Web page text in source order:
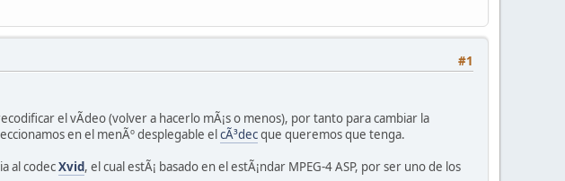
#1
el vÃ­deo (volver a hacerlo mÃ¡s o menos), por tanto para cambiar la
en el menÃº desplegable elcÃ³decque queremos que tenga.
al codecXvid, el cual estÃ¡ basado en el estÃ¡ndar MPEG-4 ASP, por ser uno de los